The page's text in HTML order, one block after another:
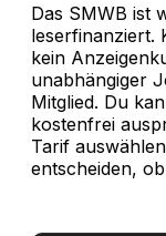
Das SMWB ist
leserfinanziert.
kein
unabhängiger
Mitglied. Du
kostenfrei
Tarif
entscheiden,